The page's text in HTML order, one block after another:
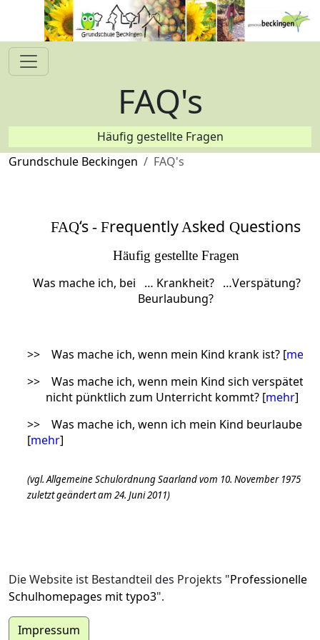
FAQ's
Häufig gestellte Fragen
Grundschule Beckingen
FAQ's
FAQ‘s - Frequently AskedQuestions
Häufig gestellte Fragen
Was mache ich, bei … Krankheit? …Verspätung?
Beurlaubung?
>> Was mache ich, wenn mein Kind krank ist? [mehr
>>
Was mache ich, wenn mein Kind sich verspätet,
nicht pünktlich zum Unterricht kommt? [mehr]
>>
Was mache ich, wenn ich mein Kind beurlauben
[mehr]
(vgl. Allgemeine Schulordnung Saarland vom 10. November 1975
zuletzt geändert am 24. Juni 2011)
Die Website ist Bestandteil des Projekts "Professionelle
Schulhomepages mit typo3".
Impressum